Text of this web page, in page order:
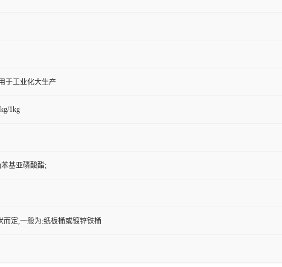
于工业化大生产
1kg
基亚磷酸酯;
而定,一般为:纸板桶或镀锌铁桶